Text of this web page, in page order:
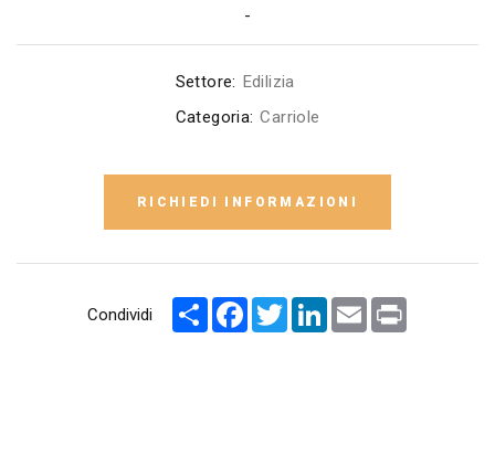
-
Settore: Edilizia
Categoria: Carriole
RICHIEDI INFORMAZIONI
Condividi CondividiFacebook
TwitterLinkedIn
EmailPrint